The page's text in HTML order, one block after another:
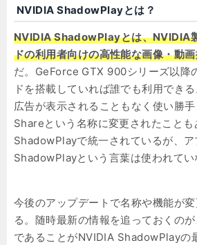
NVIDIA ShadowPlayとは？
NVIDIA ShadowPlayとは、NVIDIA
ドの利用者向けの高性能な画像・動
だ。GeForce GTX 900シリーズ以降
ドを搭載していれば誰でも利用でき
広告が表示されることもなく使い勝
Shareという名称に変更されたことも
ShadowPlayで統一されているが、ア
ShadowPlayという言葉は使われてい
今後のアップデートで名称や機能が
る。随時最新の情報を追っておくの
であることがNVIDIA ShadowPlayの